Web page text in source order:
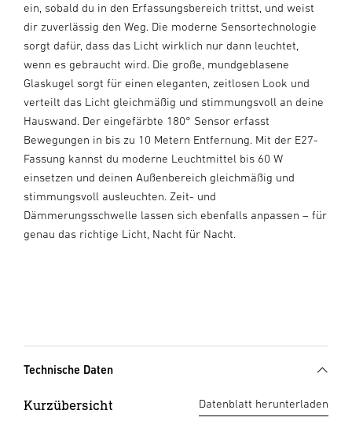
ein, sobald du in den Erfassungsbereich trittst, und weist
dir zuverlässig den Weg. Die moderne Sensortechnologie
sorgt dafür, dass das Licht wirklich nur dann leuchtet,
wenn es gebraucht wird. Die große, mundgeblasene
Glaskugel sorgt für einen eleganten, zeitlosen Look und
verteilt das Licht gleichmäßig und stimmungsvoll an deine
Hauswand. Der eingefärbte 180° Sensor erfasst
Bewegungen in bis zu 10 Metern Entfernung. Mit der E27-
Fassung kannst du moderne Leuchtmittel bis 60 W
einsetzen und deinen Außenbereich gleichmäßig und
stimmungsvoll ausleuchten. Zeit- und
Dämmerungsschwelle lassen sich ebenfalls anpassen – für
genau das richtige Licht, Nacht für Nacht.
Technische Daten
Kurzübersicht Datenblatt herunterladen